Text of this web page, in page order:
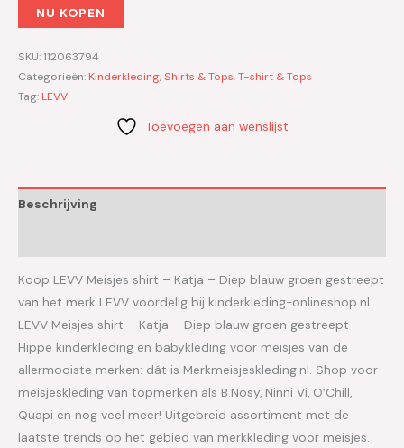
NU KOPEN
SKU:112063794
Categorieën: Kinderkleding,Shirts & Tops,T-shirt & Tops
Tag: LEVV
Toevoegen aan wenslijst
Beschrijving
Koop LEVV Meisjes shirt – Katja – Diep blauw groen gestreept
van het merk LEVV voordelig bij kinderkleding-onlineshop.nl
LEVV Meisjes shirt – Katja – Diep blauw groen gestreept
Hippe kinderkleding en babykleding voor meisjes van de
allermooiste merken: dát is Merkmeisjeskleding.nl. Shop voor
meisjeskleding van topmerken als B.Nosy, Ninni Vi, O’Chill,
Quapi en nog veel meer! Uitgebreid assortiment met de
laatste trends op het gebied van merkkleding voor meisjes.